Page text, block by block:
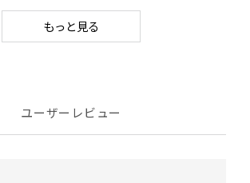
もっと見る
ユーザーレビュー